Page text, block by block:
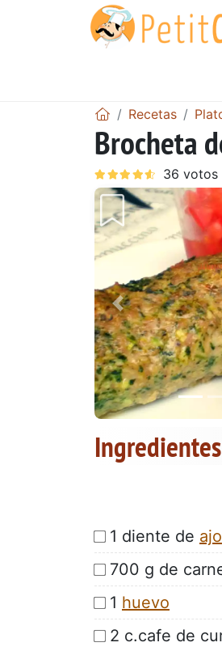
Recetas
Brocheta
Anterior
Ingredientes
1 diente de ajo
700 g de
1 huevo
2 c.cafe de